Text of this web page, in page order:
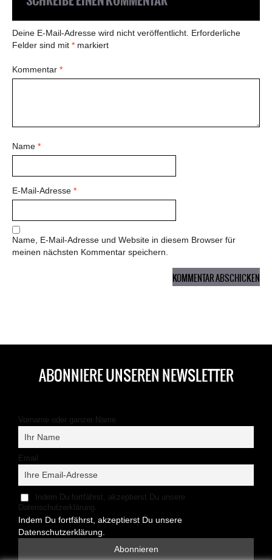
Deine E-Mail-Adresse wird nicht veröffentlicht. Erforderliche
Felder sind mit * markiert
Kommentar *
Name *
E-Mail-Adresse *
Name, E-Mail-Adresse und Website in diesem Browser für
meinen nächsten Kommentar speichern.
ABONNIERE UNSEREN NEWSLETTER
Vorname oder ganzer Name
Email
Indem Du fortfährst, akzeptierst Du unsere
Datenschutzerklärung.
Indem Du fortfährst, akzeptierst Du unsere
Datenschutzerklärung.